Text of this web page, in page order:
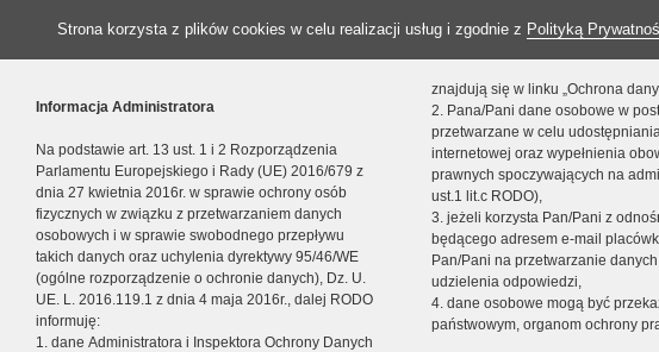
Strona korzysta z plików cookies w celu realizacji usług i zgodnie z Polityką
Informacja Administratora
Na podstawie art. 13 ust. 1 i 2 Rozporządzenia
Parlamentu Europejskiego i Rady (UE) 2016/679 z
dnia 27 kwietnia 2016r. w sprawie ochrony osób
fizycznych w związku z przetwarzaniem danych
osobowych i w sprawie swobodnego przepływu
takich danych oraz uchylenia dyrektywy 95/46/WE
(ogólne rozporządzenie o ochronie danych), Dz. U.
UE. L. 2016.119.1 z dnia 4 maja 2016r., dalej RODO
informuję:
1. dane Administratora i Inspektora Ochrony Danych
znajdują się w linku „Ochrona
2. Pana/Pani dane osobowe w
przetwarzane w celu
internetowej oraz wypełnienia
prawnych spoczywających na
ust.1 lit.c RODO),
3. jeżeli korzysta Pan/Pani z
będącego adresem e-mail
Pan/Pani na przetwarzanie
udzielenia odpowiedzi,
4. dane osobowe mogą być
państwowym, organom ochrony